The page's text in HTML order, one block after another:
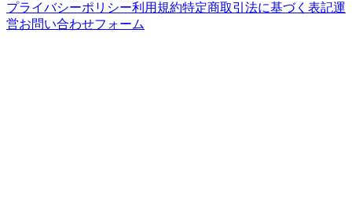
プライバシーポリシー利用規約特定商取引法に基づく表記運
営お問い合わせフォーム